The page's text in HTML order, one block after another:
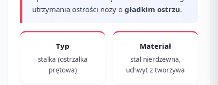
utrzymania ostrości noży o gładkim ostrzu.
Typ
stalka (ostrzałka
prętowa)
Materiał
stal nierdzewna,
uchwyt z tworzywa